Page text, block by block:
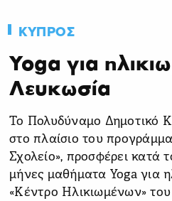
ΚΥΠΡΟΣ
Yoga για
Λευκωσία
Το Πολυδύναμο Δημοτικό
στο πλαίσιο του
Σχολείο», προσφέρει κατά
μήνες μαθήματα Yoga για
«Κέντρο Ηλικιωμένων»